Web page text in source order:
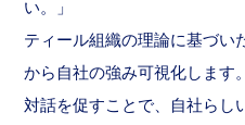
い。」
ティール組織の理論に基づい
から自社の強み可視化します
対話を促すことで、自社らし